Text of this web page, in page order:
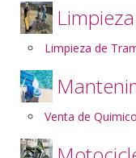
Limpieza de
Venta de